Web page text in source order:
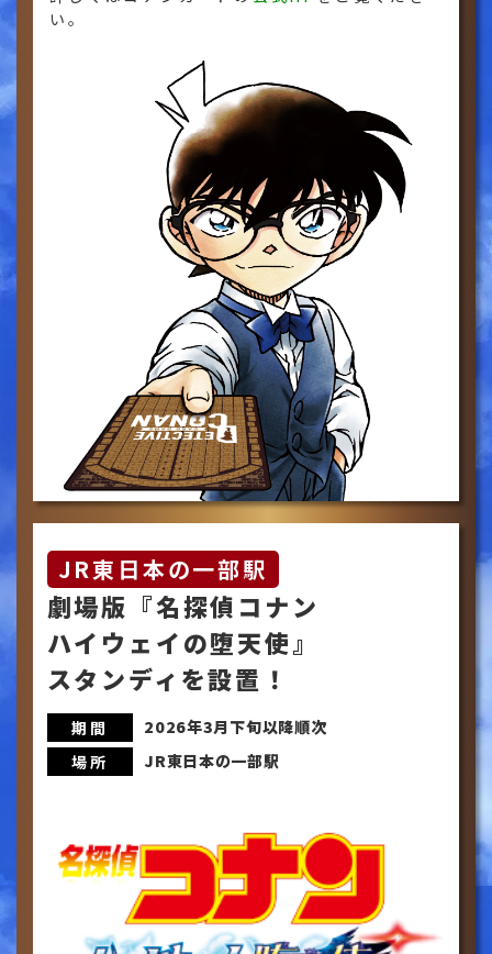
い。
JR東日本の一部駅
劇場版『名探偵コナン
ハイウェイの堕天使』
スタンディを設置！
期間
2026年3月下旬以降順次
場所
JR東日本の一部駅